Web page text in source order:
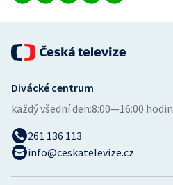
Divácké centrum
každý všední den:8:00—16:00 hodin
261 136 113
info@ceskatelevize.cz